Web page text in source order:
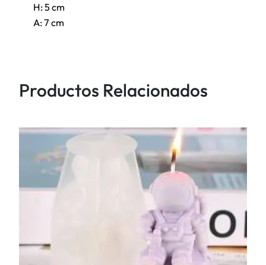
5
a
H: 5 cm
A: 7 cm
Productos Relacionados